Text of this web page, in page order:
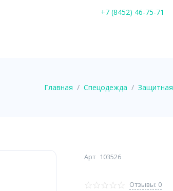
+7 (8452) 46-75-71
Главная Спецодежда Защитная
Арт 103526
Отзывы: 0